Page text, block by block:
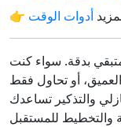
أدوات الوقت
بدقة. سواء كنت
أو تحاول فقط
والتذكير تساعدك